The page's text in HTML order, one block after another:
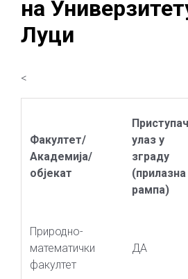
на
Луци
<
Факултет/
Академија/
објекат
улаз у
зграду
(прилазна
рампа)
Природно-
математички
факултет
ДА